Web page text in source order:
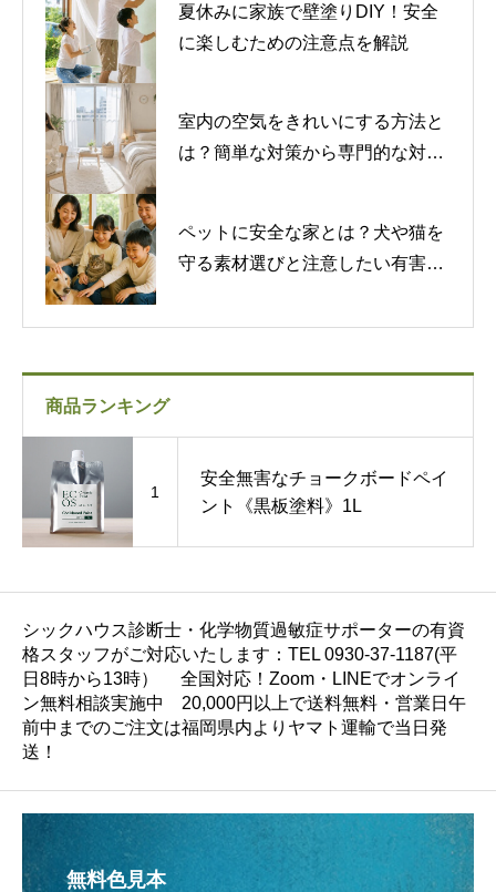
夏休みに家族で壁塗りDIY！安全
に楽しむための注意点を解説
室内の空気をきれいにする方法と
は？簡単な対策から専門的な対策
ペットに安全な家とは？犬や猫を
守る素材選びと注意したい有害物
商品ランキング
1
安全無害なチョークボードペイ
ント《黒板塗料》1L
シックハウス診断士・化学物質過敏症サポーターの有資
格スタッフがご対応いたします：TEL 0930-37-1187(平
日8時から13時） 全国対応！Zoom・LINEでオンライ
ン無料相談実施中 20,000円以上で送料無料・営業日午
前中までのご注文は福岡県内よりヤマト運輸で当日発
送！
無料色見本